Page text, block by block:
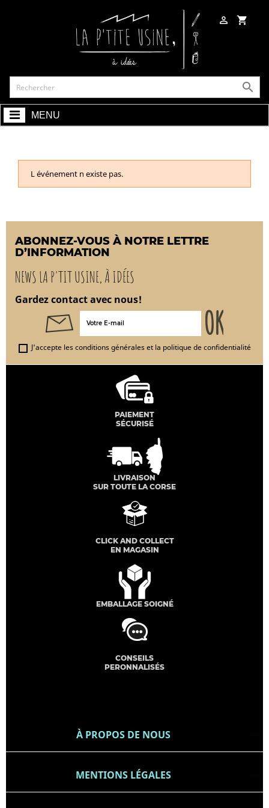
shopping_cart


MENU
L événement n existe pas.
ABONNEZ-VOUS À NOTRE LETTRE
D’INFORMATION
NEWS LA P'TIT USINE, À IDÉES
Gardez contact avec nous!
J'accepte les conditions générales et la politique de confidentialité
PAIEMENT
SÉCURISÉ
LIVRAISON
SUR TOUTE LA CORSE
CLICK AND COLLECT
EN MAGASIN
EMBALLAGE SOIGNÉ
CONSEILS
PERONNALISÉS
À PROPOS DE NOUS
MENTIONS LÉGALES